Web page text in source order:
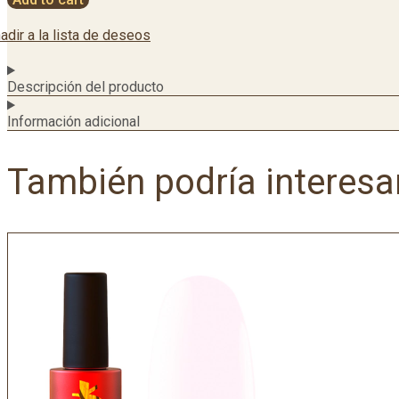
a la lista de deseos
Descripción del producto
Información adicional
También podría